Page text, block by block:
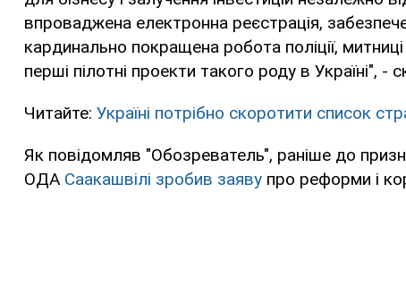
впроваджена електронна реєстрація,
кардинально покращена робота поліції,
перші пілотні проекти такого роду в Україні", -
Читайте: Україні потрібно скоротити список
Як повідомляв "Обозреватель", раніше до
ОДА Саакашвілі зробив заяву про реформи і